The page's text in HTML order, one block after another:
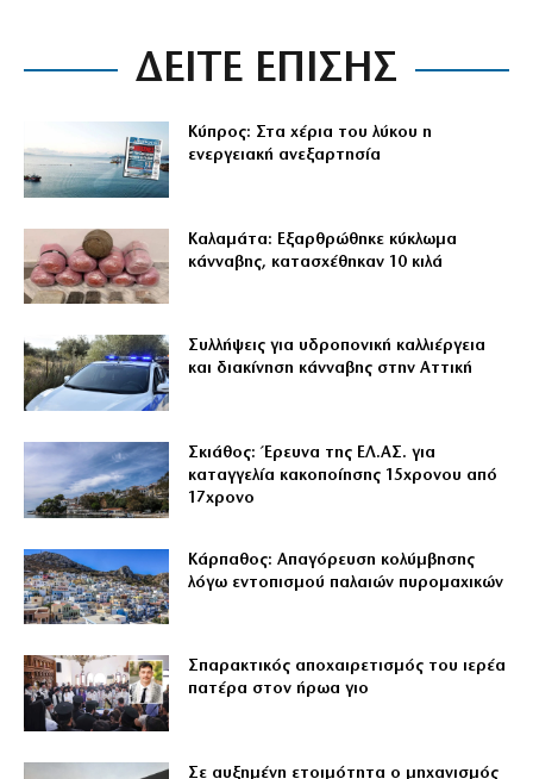
ΔΕΙΤΕ ΕΠΙΣΗΣ
Κύπρος: Στα χέρια του λύκου η
ενεργειακή ανεξαρτησία
Καλαμάτα: Εξαρθρώθηκε κύκλωμα
κάνναβης, κατασχέθηκαν 10 κιλά
Συλλήψεις για υδροπονική καλλιέργεια
και διακίνηση κάνναβης στην Αττική
Σκιάθος: Έρευνα της ΕΛ.ΑΣ. για
καταγγελία κακοποίησης 15χρονου από
17χρονο
Κάρπαθος: Απαγόρευση κολύμβησης
λόγω εντοπισμού παλαιών πυρομαχικών
Σπαρακτικός αποχαιρετισμός του ιερέα
πατέρα στον ήρωα γιο
Σε αυξημένη ετοιμότητα ο μηχανισμός